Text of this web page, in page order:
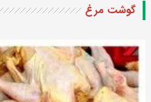
گوشت مرغ